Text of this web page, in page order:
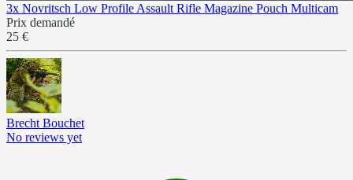
3x Novritsch Low Profile Assault Rifle Magazine Pouch Multicam
Prix demandé
25 €
Brecht Bouchet
No reviews yet